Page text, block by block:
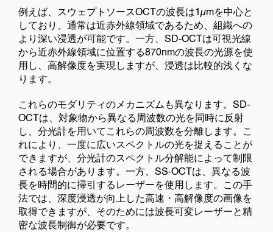
例えば、スウェプトソースOCTの波長は1µmを中心と
しており、通常は近赤外線領域であるため、組織への
より深い浸透が可能です。一方、SD-OCTは可視光線
から近赤外線領域に位置する870nmの波長の光源を使
用し、高解像度を実現しますが、浸透は比較的浅くな
ります。
これらのモダリティのメカニズムも異なります。SD-
OCTは、対象物から異なる周波数の光を同時に反射
し、分光計を用いてこれらの周波数を分離します。こ
れにより、一度に広いスペクトルの光を捉えることが
できますが、分光計のスペクトル分解能によって制限
される場合があります。一方、SS-OCTは、異なる波
長を時間的に掃引するレーザーを使用します。この手
法では、深度浸透が向上した高速・高解像度の画像を
取得できますが、そのためには波長可変レーザーと精
密な波長制御が必要です。